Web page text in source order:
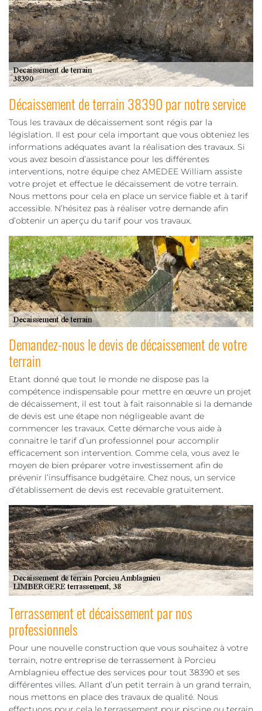
Décaissement de terrain 38390 par notre service
Tous les travaux de décaissement sont régis par la
législation. Il est pour cela important que vous obteniez les
informations adéquates avant la réalisation des travaux. Si
vous avez besoin d’assistance pour les différentes
interventions, notre équipe chez AMEDEE William assiste
votre projet et effectue le décaissement de votre terrain.
Nous mettons pour cela en place un service fiable et à tarif
accessible. N’hésitez pas à réaliser votre demande afin
d’obtenir un aperçu du tarif pour vos travaux.
Demandez-nous le devis de décaissement de votre
terrain
Etant donné que tout le monde ne dispose pas la
compétence indispensable pour mettre en œuvre un projet
de décaissement, il est tout à fait raisonnable si la demande
de devis est une étape non négligeable avant de
commencer les travaux. Cette démarche vous aide à
connaitre le tarif d’un professionnel pour accomplir
efficacement son intervention. Comme cela, vous avez le
moyen de bien préparer votre investissement afin de
prévenir l’insuffisance budgétaire. Chez nous, un service
d’établissement de devis est recevable gratuitement.
Terrassement et décaissement par nos
professionnels
Pour une nouvelle construction que vous souhaitez à votre
terrain, notre entreprise de terrassement à Porcieu
Amblagnieu effectue des services pour tout 38390 et ses
différentes villes. Allant d’un petit terrain à un grand terrain,
nous mettons en place des travaux de qualité. Nous